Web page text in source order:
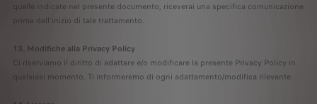
quelle indicate nel presente documento, riceverai una specifica comunicazione
prima dell'inizio di tale trattamento.
13. Modifiche alla Privacy Policy
Ci riserviamo il diritto di adattare e/o modificare la presente Privacy Policy in
qualsiasi momento. Ti informeremo di ogni adattamento/modifica rilevante.